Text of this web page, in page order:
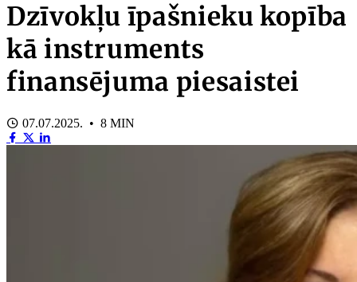
Dzīvokļu īpašnieku kopība
kā instruments
finansējuma piesaistei
07.07.2025. • 8 MIN